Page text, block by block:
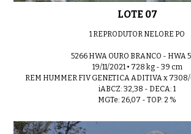
LOTE 07
1 REPRODUTOR NELORE PO
5266 HWA OURO BRANCO - HWA
19/11/2021 • 728 kg - 39 cm
REM HUMMER FIV GENETICA ADITIVA x
iABCZ: 32,38 - DECA: 1
MGTe: 26,07 - TOP: 2 %